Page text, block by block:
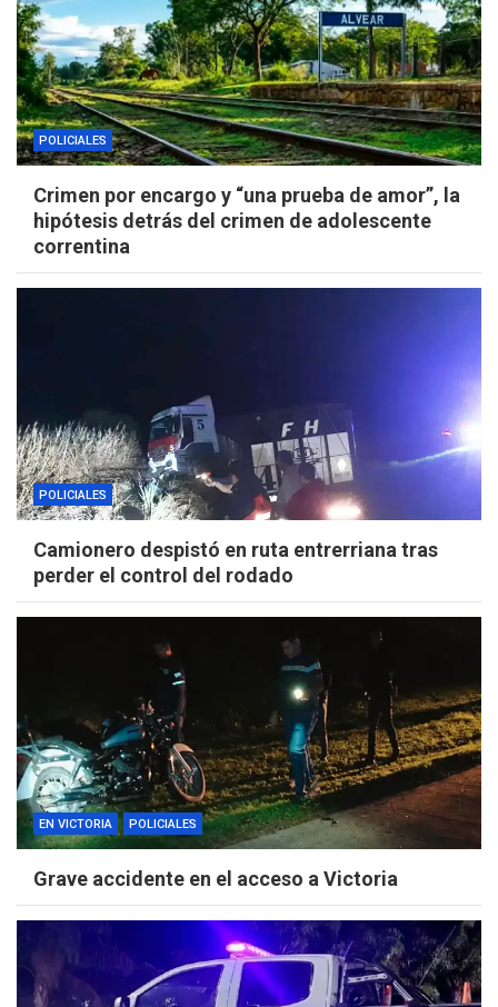
POLICIALES
Crimen por encargo y “una prueba de amor”, la
hipótesis detrás del crimen de adolescente
correntina
POLICIALES
Camionero despistó en ruta entrerriana tras
perder el control del rodado
EN VICTORIA POLICIALES
Grave accidente en el acceso a Victoria